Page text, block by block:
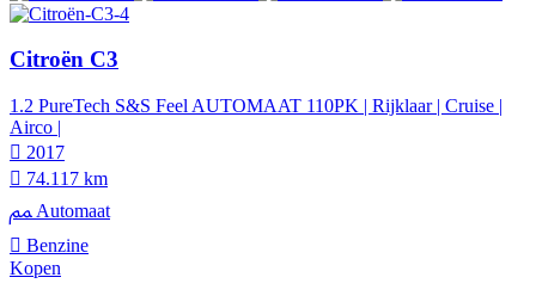
Citroën C3
1.2 PureTech S&S Feel AUTOMAAT 110PK | Rijklaar | Cruise |
Airco |
2017
74.117 km
Automaat
Benzine
Kopen